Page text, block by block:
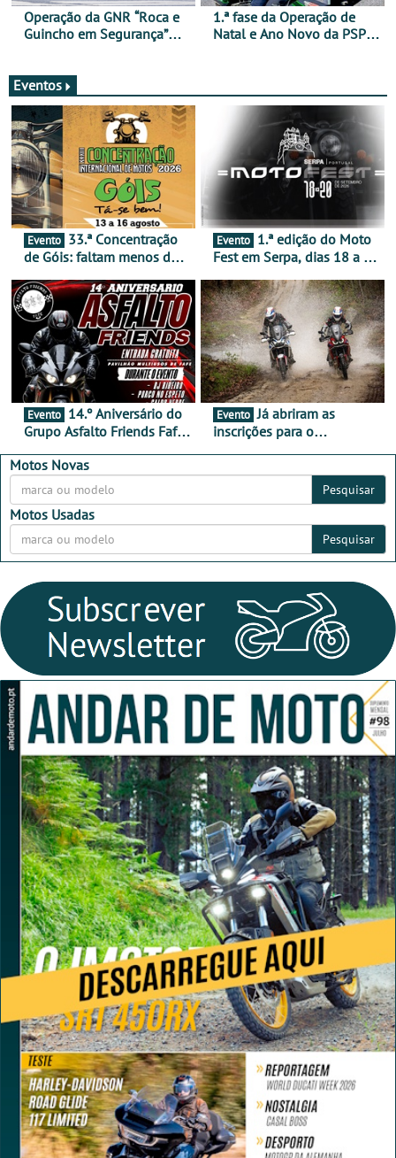
Operação da GNR “Roca e
Guincho em Segurança”
1.ª fase da Operação de
Natal e Ano Novo da PSP e
Eventos
Evento
de Góis: faltam menos de
16 de agosto
Evento
Fest em Serpa, dias 18 a 20
duas rodas invade o Baixo
Alentejo
Evento
Grupo Asfalto Friends Fafe,
2026
Evento Já abriram as
inscrições para o
Motos Novas
Pesquisar
Motos Usadas
Pesquisar